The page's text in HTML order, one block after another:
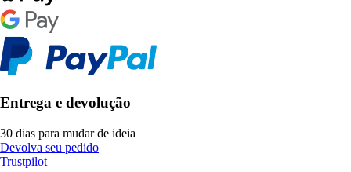
Entrega e devolução
30 dias para mudar de ideia
Devolva seu pedido
Trustpilot